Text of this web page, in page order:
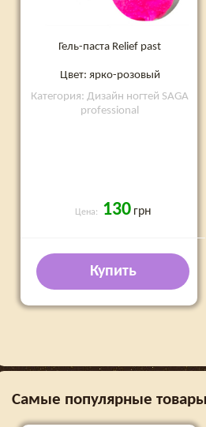
Гель-паста Relief past
Цвет: ярко-розовый
Категория: Дизайн ногтей SAGA
professional
Цена: 130 грн
Купить
Самые популярные товары